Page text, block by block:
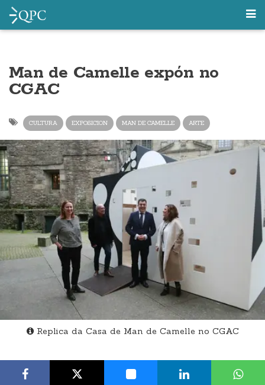
Man de Camelle expón no
CGAC
CULTURA EXPOSICION MAN DE CAMELLE ARTE
Replica da Casa de Man de Camelle no CGAC